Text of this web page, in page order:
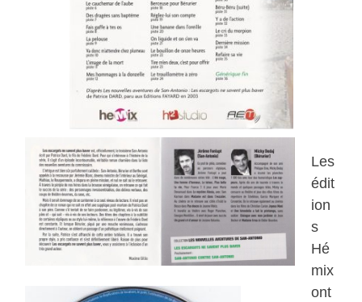
Les
édit
ion
s
Hé
mix
ont